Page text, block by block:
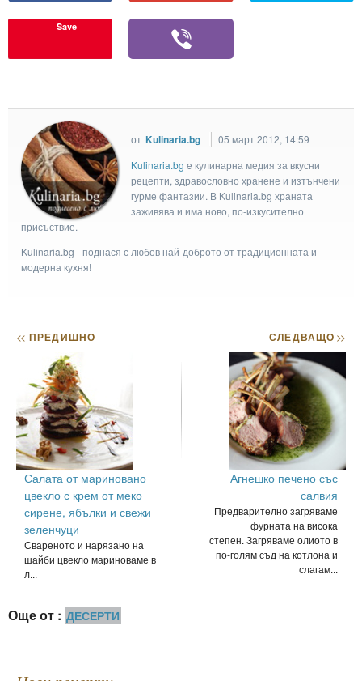
Save
от Kulinaria.bg
05 март 2012, 14:59
Kulinaria.bg e кулинарна медия за вкусни
рецепти, здравословно хранене и изтънчени
гурме фантазии. В Kulinaria.bg храната
заживява и има ново, по-изкусително
присъствие.
Kulinaria.bg - поднася с любов най-доброто от традиционната и
модерна кухня!
<< ПРЕДИШНО
Салата от мариновано
цвекло с крем от меко
сирене, ябълки и свежи
зеленчуци
Свареното и нарязано на
шайби цвекло мариноваме в
л...
СЛЕДВАЩО>>
Агнешко печено със
салвия
Предварително загряваме
фурната на висока
степен. Загряваме олиото в
по-голям съд на котлона и
слагам...
Още от : ДЕСЕРТИ